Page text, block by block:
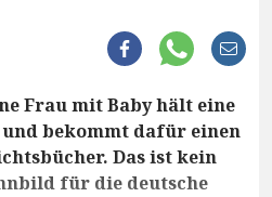
Frau mit Baby hält eine
und bekommt dafür einen
Das ist kein
für die deutsche